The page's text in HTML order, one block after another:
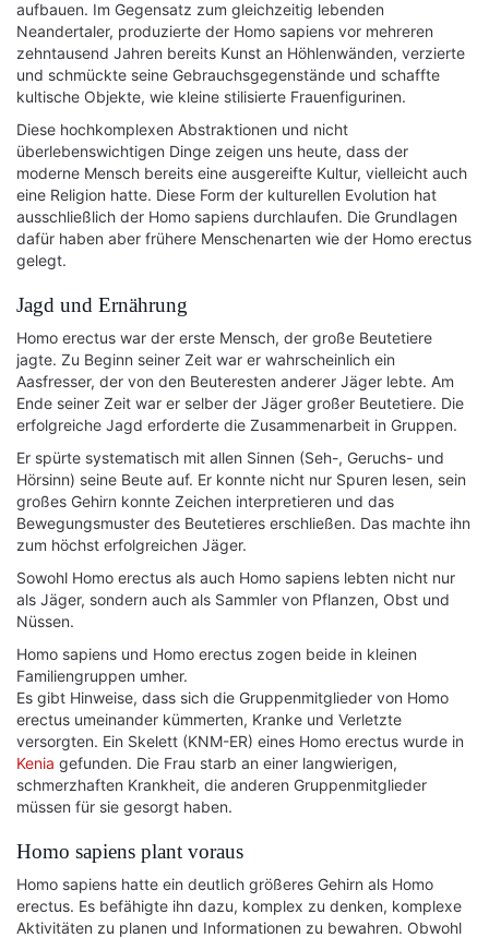
aufbauen. Im Gegensatz zum gleichzeitig lebenden
Neandertaler, produzierte der Homo sapiens vor mehreren
zehntausend Jahren bereits Kunst an Höhlenwänden, verzierte
und schmückte seine Gebrauchsgegenstände und schaffte
kultische Objekte, wie kleine stilisierte Frauenfigurinen.
Diese hochkomplexen Abstraktionen und nicht
überlebenswichtigen Dinge zeigen uns heute, dass der
moderne Mensch bereits eine ausgereifte Kultur, vielleicht auch
eine Religion hatte. Diese Form der kulturellen Evolution hat
ausschließlich der Homo sapiens durchlaufen. Die Grundlagen
dafür haben aber frühere Menschenarten wie der Homo erectus
gelegt.
Jagd und Ernährung
Homo erectus war der erste Mensch, der große Beutetiere
jagte. Zu Beginn seiner Zeit war er wahrscheinlich ein
Aasfresser, der von den Beuteresten anderer Jäger lebte. Am
Ende seiner Zeit war er selber der Jäger großer Beutetiere. Die
erfolgreiche Jagd erforderte die Zusammenarbeit in Gruppen.
Er spürte systematisch mit allen Sinnen (Seh-, Geruchs- und
Hörsinn) seine Beute auf. Er konnte nicht nur Spuren lesen, sein
großes Gehirn konnte Zeichen interpretieren und das
Bewegungsmuster des Beutetieres erschließen. Das machte ihn
zum höchst erfolgreichen Jäger.
Sowohl Homo erectus als auch Homo sapiens lebten nicht nur
als Jäger, sondern auch als Sammler von Pflanzen, Obst und
Nüssen.
Homo sapiens und Homo erectus zogen beide in kleinen
Familiengruppen umher.
Es gibt Hinweise, dass sich die Gruppenmitglieder von Homo
erectus umeinander kümmerten, Kranke und Verletzte
versorgten. Ein Skelett (KNM-ER) eines Homo erectus wurde in
Kenia gefunden. Die Frau starb an einer langwierigen,
schmerzhaften Krankheit, die anderen Gruppenmitglieder
müssen für sie gesorgt haben.
Homo sapiens plant voraus
Homo sapiens hatte ein deutlich größeres Gehirn als Homo
erectus. Es befähigte ihn dazu, komplex zu denken, komplexe
Aktivitäten zu planen und Informationen zu bewahren. Obwohl